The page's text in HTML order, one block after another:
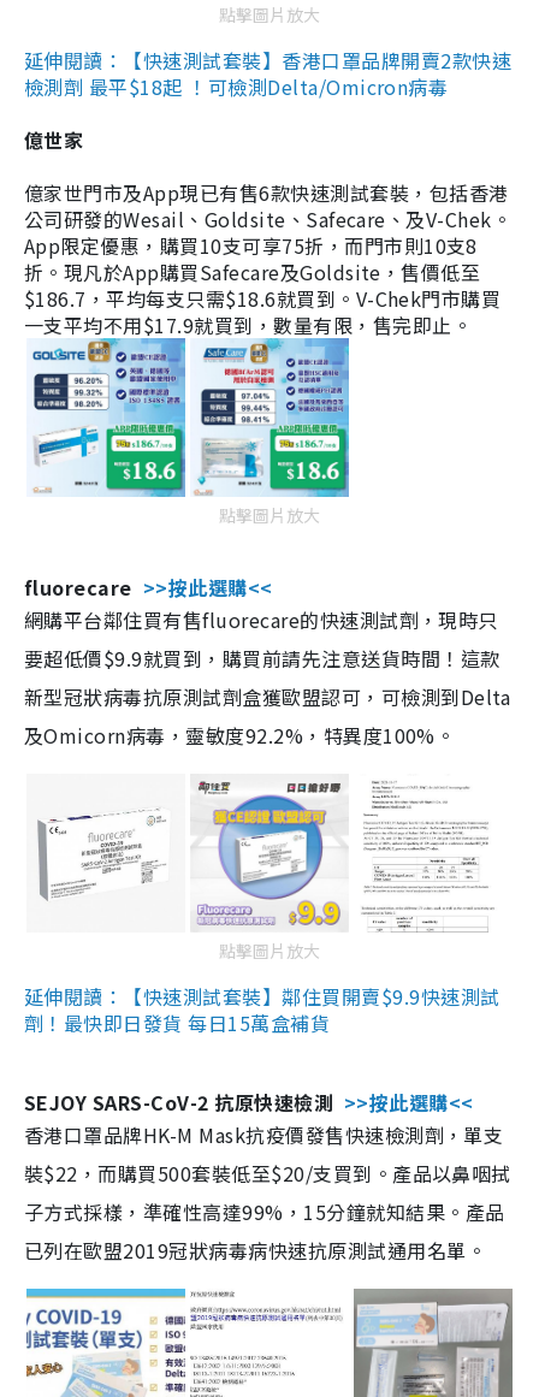
點擊圖片放大
延伸閱讀：【快速測試套裝】香港口罩品牌開賣2款快速
檢測劑 最平$18起 ！可檢測Delta/Omicron病毒
億世家
億家世門市及App現已有售6款快速測試套裝，包括香港
公司研發的Wesail、Goldsite、Safecare、及V-Chek。
App限定優惠，購買10支可享75折，而門市則10支8
折。現凡於App購買Safecare及Goldsite，售價低至
$186.7，平均每支只需$18.6就買到。V-Chek門市購買
一支平均不用$17.9就買到，數量有限，售完即止。
點擊圖片放大
fluorecare >>按此選購<<
網購平台鄰住買有售fluorecare的快速測試劑，現時只
要超低價$9.9就買到，購買前請先注意送貨時間！這款
新型冠狀病毒抗原測試劑盒獲歐盟認可，可檢測到Delta
及Omicorn病毒，靈敏度92.2%，特異度100%。
點擊圖片放大
延伸閱讀：【快速測試套裝】鄰住買開賣$9.9快速測試
劑！最快即日發貨 每日15萬盒補貨
SEJOY SARS-CoV-2 抗原快速檢測 >>按此選購<<
香港口罩品牌HK-M Mask抗疫價發售快速檢測劑，單支
裝$22，而購買500套裝低至$20/支買到。產品以鼻咽拭
子方式採樣，準確性高達99%，15分鐘就知結果。產品
已列在歐盟2019冠狀病毒病快速抗原測試通用名單。